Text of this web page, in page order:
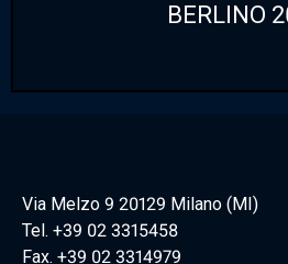
BERLINO
Via Melzo 9 20129 Milano (MI)
Tel. +39 02 3315458
Fax. +39 02 3314979